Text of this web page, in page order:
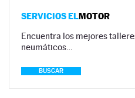
SERVICIOS ELMOTOR
Encuentra los mejores
neumáticos…
BUSCAR